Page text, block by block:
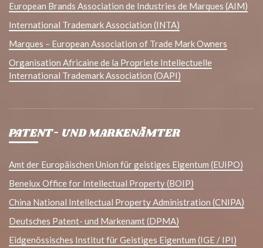
European Brands Association de Industries de Marques (AIM)
International Trademark Association (INTA)
Marques – European Association of Trade Mark Owners
Organisation Africaine de la Propriete Intellectuelle
International Trademark Association (OAPI)
PATENT- UND MARKENÄMTER
Amt der Europäischen Union für geistiges Eigentum (EUIPO)
Benelux Office for Intellectual Property (BOIP)
China National Intellectual Property Administration (CNIPA)
Deutsches Patent- und Markenamt (DPMA)
Eidgenössisches Institut für Geistiges Eigentum (IGE / IPI)